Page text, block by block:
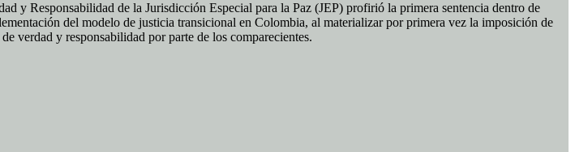
y Responsabilidad de la Jurisdicción Especial para la Paz (JEP) profirió la primera sentencia dentro de
del modelo de justicia transicional en Colombia, al materializar por primera vez la imposición de
verdad y responsabilidad por parte de los comparecientes.